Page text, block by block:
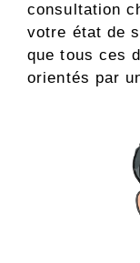
consultation
votre état de
que tous ces
orientés par